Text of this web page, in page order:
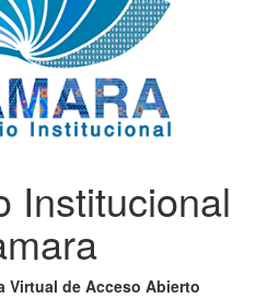
Institucional
Virtual de Acceso Abierto